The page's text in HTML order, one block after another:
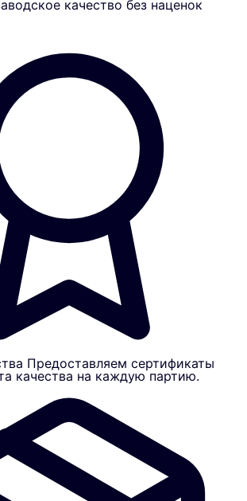
качество без наценок
Предоставляем сертификаты
качества на каждую партию.